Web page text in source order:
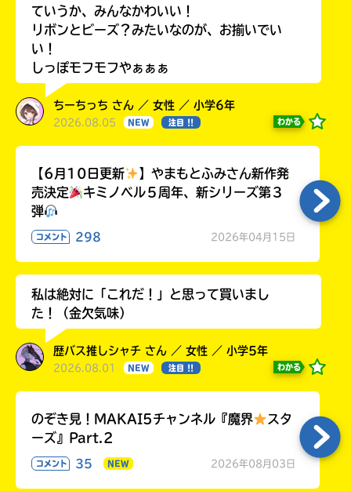
ていうか、みんなかわいい！
リボンとビーズ？みたいなのが、お揃いでい
い！
しっぽモフモフやぁぁぁ
ちーちっち さん ／ 女性 ／ 小学6年
2026.08.05 NEW 注目 !! わかる
【6月10日更新
】やまもとふみさん新作発
売決定
キミノベル５周年、新シリーズ第３
弾
コメント 298 2026年04月15日
私は絶対に「これだ！」と思って買いまし
た！（金欠気味）
歴バス推しシャチ さん ／ 女性 ／ 小学5年
2026.08.01 NEW 注目 !! わかる
のぞき見！MAKAI5チャンネル『魔界
スタ
ーズ』Part.2
コメント 35 NEW 2026年08月03日